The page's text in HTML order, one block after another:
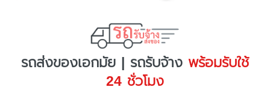
รถส่งของเอกมัย | รถรับจ้าง พร้อมรับใช้
24 ชั่วโมง